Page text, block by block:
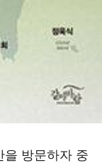
을 방문하자 중